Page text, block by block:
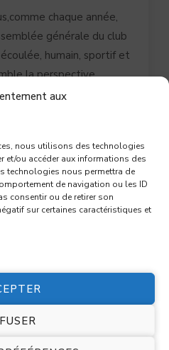
aux
nous utilisons des technologies
et/ou accéder aux informations des
technologies nous permettra de
de navigation ou les ID
consentir ou de retirer son
sur certaines caractéristiques et
2026
chaque année,
générale du club
humain, sportif et
la perspective …
plus